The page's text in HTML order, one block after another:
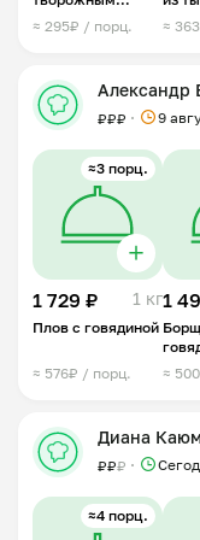
сыром и форелью
≈ 295₽ / порц. ≈
Александр
₽₽₽ 9
≈3 порц.
1 729 ₽ 1 кг
Плов с говядиной
≈ 576₽ / порц.
1
≈
Диана
₽₽₽
≈4 порц.